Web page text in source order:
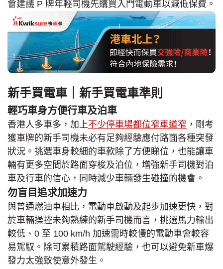
會建議 P 牌年輕司機先購買入門電動車以減低保費。
新手買電車｜新手買電車準則
輕巧車身方便行車及泊車
香港人多車多，加上不少停車場都位窄車道窄 ，剛考
獲車牌的新手司機未必有足夠經驗應付路面各種突發
狀況。挑選車身較細的車款除了方便睇位，也能讓車
輛有更多空間於路面穿梭及泊位，增強新手司機對泊
車及行車的信心，同時減少車輛發生碰撞的機會。
勿盲目追求加速力
與普通燃油車相比，電動車啟動及起步加速更快，對
於車輛操控未夠熟練的新手司機而言，挑選馬力輸出
較低、0 至 100 km/h 加速需時較慢的電動車會較容
易駕馭。除可累積路面駕駛經驗，也可以避免新車爆
發力太強致使意外發生。